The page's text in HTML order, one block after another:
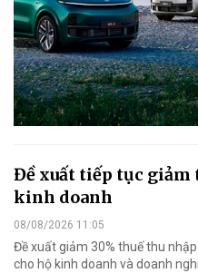
Đề xuất tiếp tục giảm
kinh doanh
08/08/2026 11:05
Đề xuất giảm 30% thuế thu
cho hộ kinh doanh và doanh